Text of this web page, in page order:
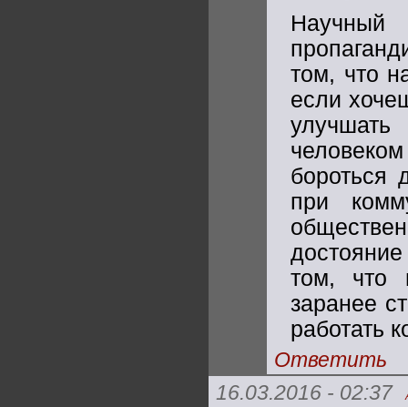
том, что
если
бороться
при
том, что
заранее
работать
Ответить
16.03.2016 - 02:37